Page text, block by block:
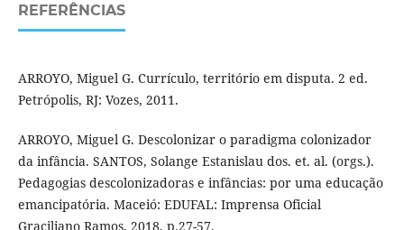
REFERÊNCIAS
ARROYO, Miguel G. Currículo, território em disputa. 2 ed.
Petrópolis, RJ: Vozes, 2011.
ARROYO, Miguel G. Descolonizar o paradigma colonizador
da infância. SANTOS, Solange Estanislau dos. et. al. (orgs.).
Pedagogias descolonizadoras e infâncias: por uma educação
emancipatória. Maceió: EDUFAL: Imprensa Oficial
Graciliano Ramos, 2018, p.27-57.